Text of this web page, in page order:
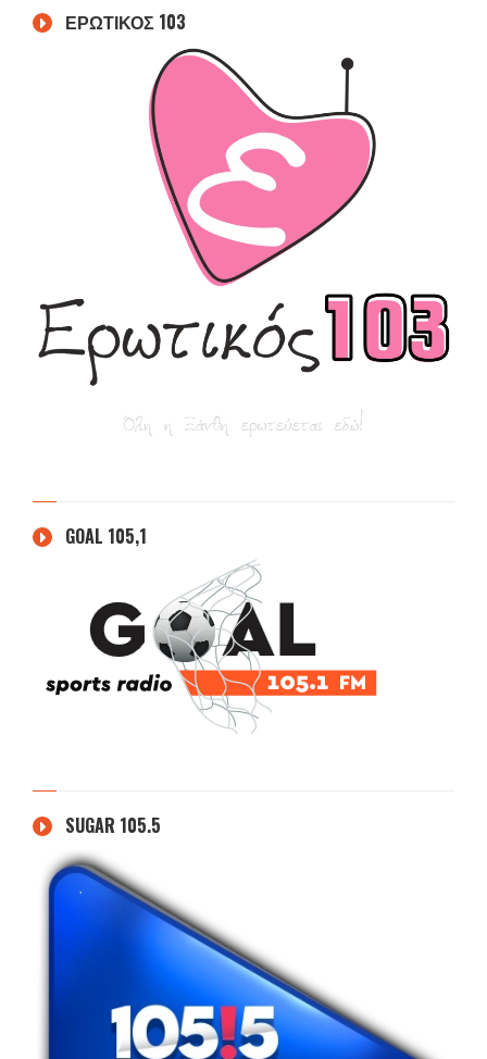
ΕΡΩΤΙΚΟΣ 103
GOAL 105,1
SUGAR 105.5